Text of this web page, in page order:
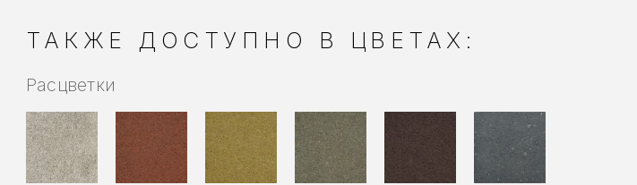
ТАКЖЕ ДОСТУПНО В ЦВЕТАХ:
Расцветки